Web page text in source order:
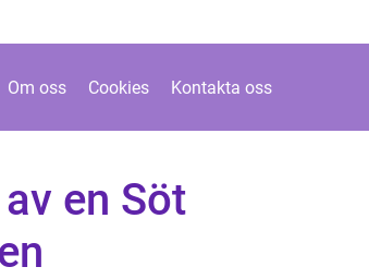
Om oss Cookies Kontakta oss
en Söt